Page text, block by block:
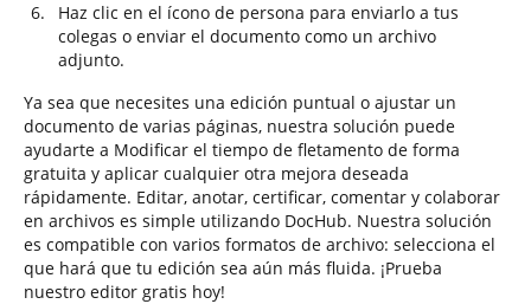
Haz clic en el ícono de persona para enviarlo a tus
colegas o enviar el documento como un archivo
adjunto.
Ya sea que necesites una edición puntual o ajustar un
documento de varias páginas, nuestra solución puede
ayudarte a Modificar el tiempo de fletamento de forma
gratuita y aplicar cualquier otra mejora deseada
rápidamente. Editar, anotar, certificar, comentar y colaborar
en archivos es simple utilizando DocHub. Nuestra solución
es compatible con varios formatos de archivo: selecciona el
que hará que tu edición sea aún más fluida. ¡Prueba
nuestro editor gratis hoy!